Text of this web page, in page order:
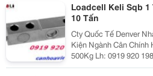
Loadcell Keli Sqb 1
10 Tấn
Cty Quốc Tế Denver
Kiện Ngành Cân Chính
500Kg Lh: 0919 920
Trọng: 250Kg, 300Kg,